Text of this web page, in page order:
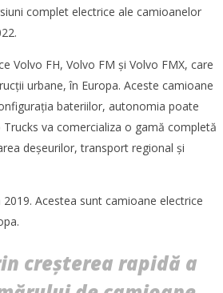
și
Noua conexiune ferry Batumi–
Constanța susține dezvoltarea
transportului de marfă în
regiunea Mării Negre
complet electrice ale camioanelor
Volvo FH, Volvo FM și Volvo FMX, care
urbane, în Europa. Aceste camioane
bateriilor, autonomia poate
va comercializa o gamă completă
deșeurilor, transport regional și
Acestea sunt camioane electrice
creșterea rapidă a